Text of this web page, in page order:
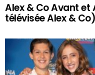
Alex & Co Avant et
télévisée Alex & Co)